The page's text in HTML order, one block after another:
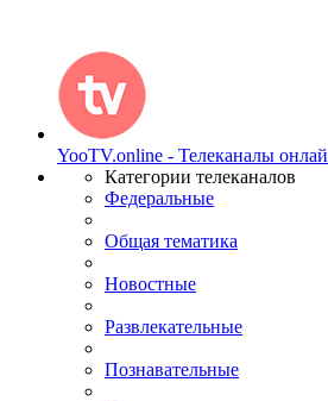
YooTV.online - Телеканалы
Категории телеканалов
Федеральные
Общая тематика
Новостные
Развлекательные
Познавательные